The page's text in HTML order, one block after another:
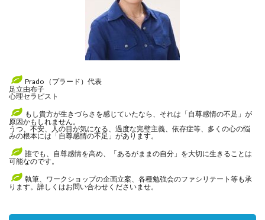
Prado （プラード）代表
足立由布子
心理セラピスト
もし貴方が生きづらさを感じていたなら、それは「自尊感情の不足」が
原因かもしれません。
うつ、不安、人の目が気になる、過度な完璧主義、依存症等、多くの心の悩
みの根本には「自尊感情の不足」があります。
誰でも、自尊感情を高め、「あるがままの自分」を大切に生きることは
可能なのです。
執筆、ワークショップの企画立案、各種勉強会のファシリテート等も承
ります。詳しくはお問い合わせくださいませ。